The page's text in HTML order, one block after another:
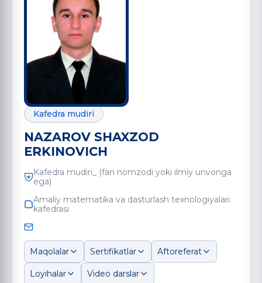
Kafedra mudiri
NAZAROV SHAXZOD
ERKINOVICH
Kafedra mudiri_ (fan nomzodi yoki ilmiy unvonga
ega)
Amaliy matematika va dasturlash texnologiyalari
kafedrasi
Maqolalar Sertifikatlar Aftoreferat
Loyihalar Video darslar